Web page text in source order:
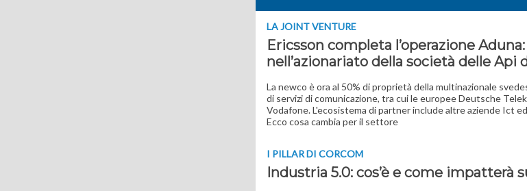
LA JOINT VENTURE
Ericsson completa l’operazione
nell’azionariato della società delle Api
La newco è ora al 50% di proprietà della multinazionale
di servizi di comunicazione, tra cui le europee Deutsche
Vodafone. L'ecosistema di partner include altre aziende Ict
Ecco cosa cambia per il settore
I PILLAR DI CORCOM
Industria 5.0: cos’è e come impatterà